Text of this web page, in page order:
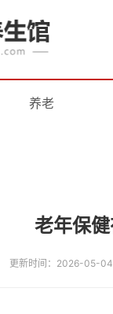
养老
老年保
更新时间：2026-05-